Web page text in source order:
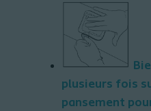
plusieurs fois
pansement